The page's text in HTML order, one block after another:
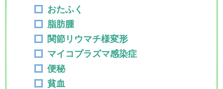
おたふく
脂肪腫
関節リウマチ様変形
マイコプラズマ感染症
便秘
貧血